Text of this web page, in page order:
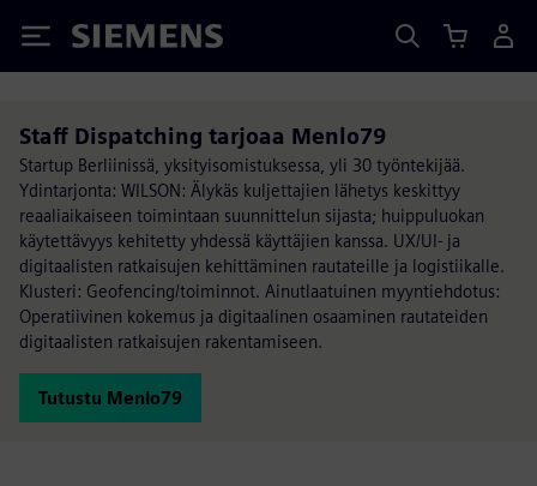
Siemens
Staff Dispatching tarjoaa Menlo79
Startup Berliinissä, yksityisomistuksessa, yli 30 työntekijää.
Ydintarjonta: WILSON: Älykäs kuljettajien lähetys keskittyy
reaaliaikaiseen toimintaan suunnittelun sijasta; huippuluokan
käytettävyys kehitetty yhdessä käyttäjien kanssa. UX/UI- ja
digitaalisten ratkaisujen kehittäminen rautateille ja logistiikalle.
Klusteri: Geofencing/toiminnot. Ainutlaatuinen myyntiehdotus:
Operatiivinen kokemus ja digitaalinen osaaminen rautateiden
digitaalisten ratkaisujen rakentamiseen.
Tutustu Menlo79